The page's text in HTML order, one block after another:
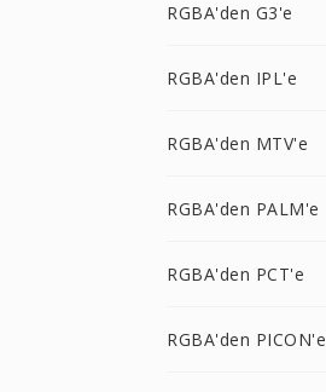
RGBA'den G3'e
RGBA'den IPL'e
RGBA'den MTV'e
RGBA'den PALM'e
RGBA'den PCT'e
RGBA'den PICON'e